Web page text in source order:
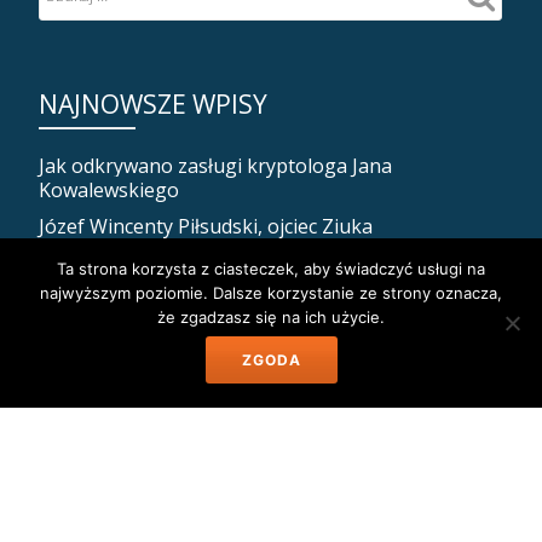
NAJNOWSZE WPISY
Jak odkrywano zasługi kryptologa Jana
Kowalewskiego
Józef Wincenty Piłsudski, ojciec Ziuka
Jak Piłsudski zadbał o własną śmierć, czyli ostatnia
posługa religijna dla Marszałka
Dramat i śmierć peowiaczki Jadwigi Tejszerskiej
Mińsk nasz! Jak Polacy opanowali dzisiejszą stolicę
Ta strona korzysta z ciasteczek, aby świadczyć usługi na
najwyższym poziomie. Dalsze korzystanie ze strony oznacza,
że zgadzasz się na ich użycie.
ZGODA